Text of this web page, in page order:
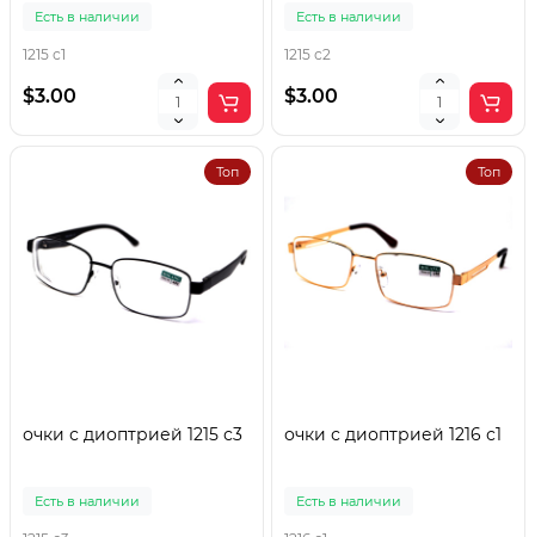
Есть в наличии
1215 с1
$3.00
Есть в наличии
1215 с2
$3.00
Топ
очки с диоптрией 1215 с3
Есть в наличии
Топ
очки с диоптрией 1216 с1
Есть в наличии